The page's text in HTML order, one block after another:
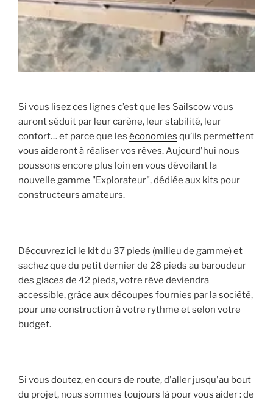
Si vous lisez ces lignes c’est que les Sailscow vous
auront séduit par leur carène, leur stabilité, leur
confort… et parce que les économies qu’ils permettent
vous aideront à réaliser vos rêves. Aujourd'hui nous
poussons encore plus loin en vous dévoilant la
nouvelle gamme "Explorateur", dédiée aux kits pour
constructeurs amateurs.
Découvrez ici le kit du 37 pieds (milieu de gamme) et
sachez que du petit dernier de 28 pieds au baroudeur
des glaces de 42 pieds, votre rêve deviendra
accessible, grâce aux découpes fournies par la société,
pour une construction à votre rythme et selon votre
budget.
Si vous doutez, en cours de route, d'aller jusqu'au bout
du projet, nous sommes toujours là pour vous aider : de